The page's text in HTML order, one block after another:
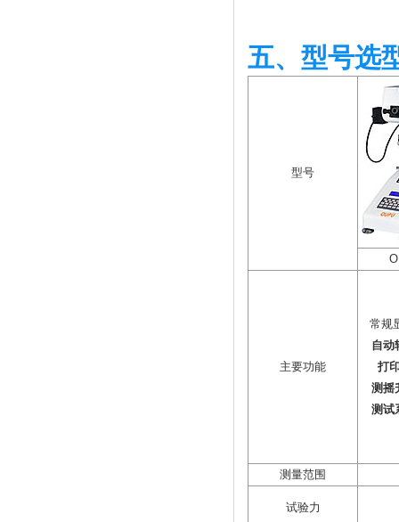
五、型号选
型号
主要功能
常规
自动
打
测摇
测试
测量范围
试验力